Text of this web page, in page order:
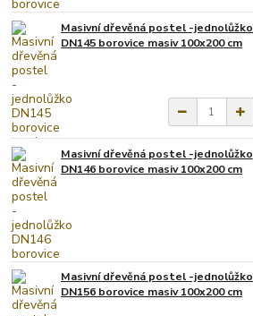
Masivní dřevěná postel -jednolůžko
DN145 borovice masiv 100x200 cm
Masivní dřevěná postel -jednolůžko
DN146 borovice masiv 100x200 cm
Masivní dřevěná postel -jednolůžko
DN156 borovice masiv 100x200 cm